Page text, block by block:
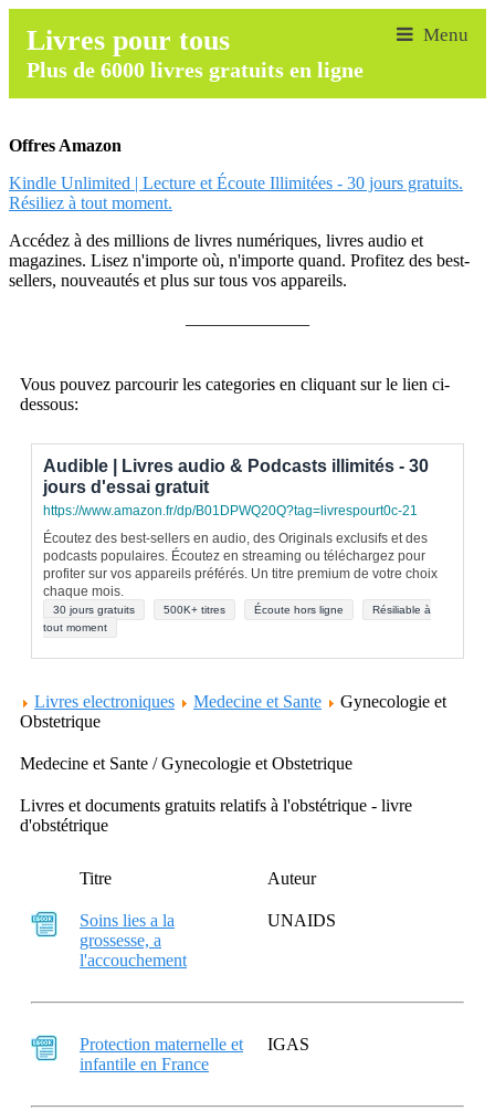
Livres pour tous
Plus de 6000 livres gratuits en ligne
Offres Amazon
Kindle Unlimited | Lecture et Écoute Illimitées - 30 jours gratuits.
Résiliez à tout moment.
Accédez à des millions de livres numériques, livres audio et
magazines. Lisez n'importe où, n'importe quand. Profitez des best-
sellers, nouveautés et plus sur tous vos appareils.
Vous pouvez parcourir les categories en cliquant sur le lien ci-
dessous:
Audible | Livres audio & Podcasts illimités - 30
jours d'essai gratuit
https://www.amazon.fr/dp/B01DPWQ20Q?tag=livrespourt0c-21
Écoutez des best-sellers en audio, des Originals exclusifs et des
podcasts populaires. Écoutez en streaming ou téléchargez pour
profiter sur vos appareils préférés. Un titre premium de votre choix
chaque mois.
30 jours gratuits 500K+ titres Écoute hors ligne
Résiliable à
tout moment
Livres electroniques Medecine et Sante
Gynecologie et
Obstetrique
Medecine et Sante / Gynecologie et Obstetrique
Livres et documents gratuits relatifs à l'obstétrique - livre
d'obstétrique
Titre Auteur
Soins lies a la
grossesse, a
l'accouchement
UNAIDS
Protection maternelle et
infantile en France
IGAS